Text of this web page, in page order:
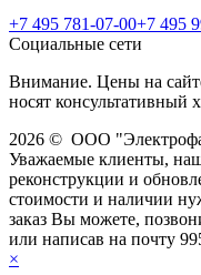
+7 495 781-07-00+7 495
Социальные сети
Внимание. Цены на
носят консультативный
2026 © ООО
Уважаемые клиенты, наш
реконструкции и
стоимости и наличии
заказ Вы можете,
или написав на почту
×